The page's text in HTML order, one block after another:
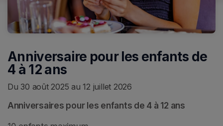
Anniversaire pour les enfants de
4 à 12 ans
Du 30 août 2025 au 12 juillet 2026
Anniversaires pour les enfants de 4 à 12 ans